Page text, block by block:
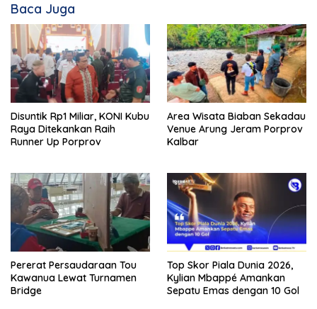
Baca Juga
Disuntik Rp1 Miliar, KONI Kubu
Raya Ditekankan Raih
Runner Up Porprov
Area Wisata Biaban Sekadau
Venue Arung Jeram Porprov
Kalbar
Pererat Persaudaraan Tou
Kawanua Lewat Turnamen
Bridge
Top Skor Piala Dunia 2026,
Kylian Mbappé Amankan
Sepatu Emas dengan 10 Gol